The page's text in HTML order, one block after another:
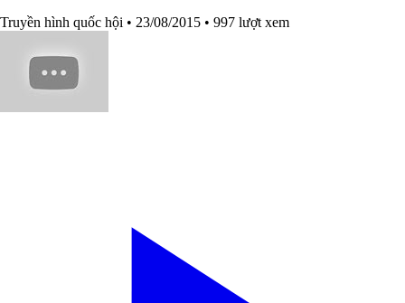
Truyền hình quốc hội • 23/08/2015 • 997 lượt xem